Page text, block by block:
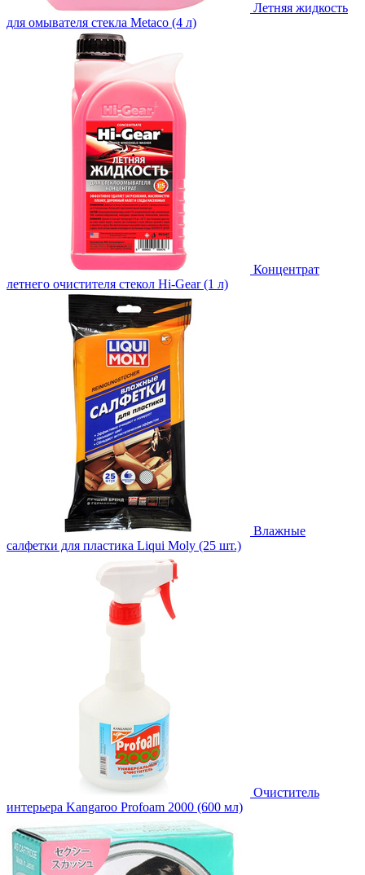
Летняя жидкость
для омывателя стекла Metaco (4 л)
Концентрат
летнего очистителя стекол Hi-Gear (1 л)
Влажные
салфетки для пластика Liqui Moly (25 шт.)
Очиститель
интерьера Kangaroo Profoam 2000 (600 мл)